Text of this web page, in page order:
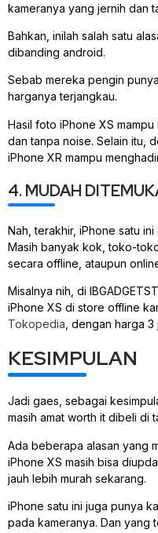
kameranya yang jernih dan
Bahkan, inilah salah satu
dibanding android.
Sebab mereka pengin
harganya terjangkau.
Hasil foto iPhone XS
dan tanpa noise. Selain itu,
iPhone XR mampu
4. MUDAH
Nah, terakhir, iPhone satu
Masih banyak kok, toko-
secara offline, ataupun
Misalnya nih, di
iPhone XS di store offline
Tokopedia , dengan harga 3
KESIMPULAN
Jadi gaes, sebagai
masih amat worth it dibeli di
Ada beberapa alasan yang
iPhone XS masih bisa
jauh lebih murah sekarang.
iPhone satu ini juga punya
pada kameranya. Dan yang